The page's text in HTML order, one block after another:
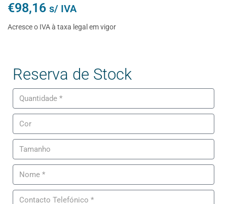
€98,16 s/ IVA
Acresce o IVA à taxa legal em vigor
Reserva de Stock